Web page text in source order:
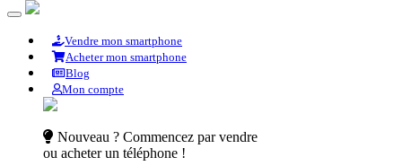
Vendre mon smartphone
Acheter mon smartphone
Blog
Mon compte
Nouveau ? Commencez par vendre
ou acheter un téléphone !